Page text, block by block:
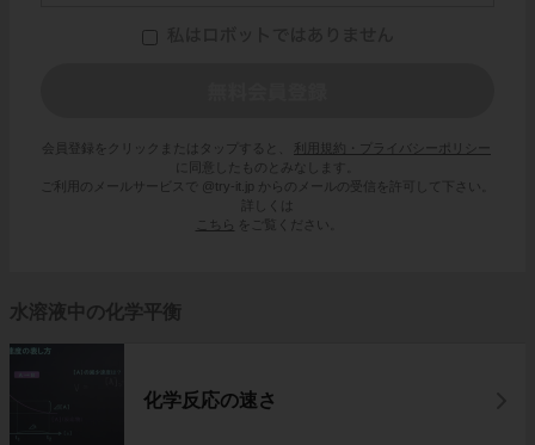
会員登録をクリックまたはタップすると、
利用規約・プライバシーポリシー
に同意したものとみなします。
ご利用のメールサービスで @try-it.jp からのメールの受信を許可して下さい。
詳しくは
こちら
をご覧ください。
水溶液中の化学平衡
化学反応の速さ